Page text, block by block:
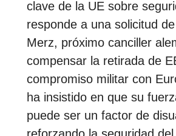
clave de la UE sobre
responde a una solicitud
Merz, próximo canciller
compensar la retirada de
compromiso militar con
ha insistido en que su
puede ser un factor de
reforzando la seguridad